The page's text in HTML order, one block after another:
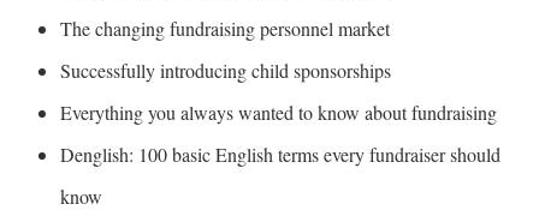
The changing fundraising personnel market
Successfully introducing child sponsorships
Everything you always wanted to know about fundraising
Denglish: 100 basic English terms every fundraiser should
know